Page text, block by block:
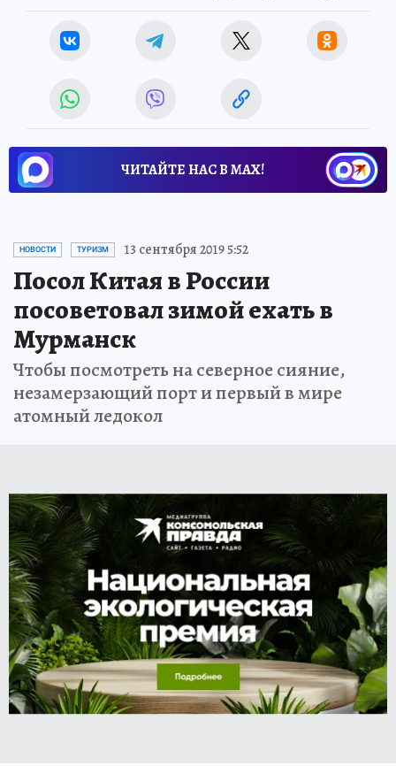
ЧИТАЙТЕ НАС В МАХ!
НОВОСТИ ТУРИЗМ 13 сентября 2019 5:52
Посол Китая в России
посоветовал зимой ехать в
Мурманск
Чтобы посмотреть на северное сияние,
незамерзающий порт и первый в мире
атомный ледокол